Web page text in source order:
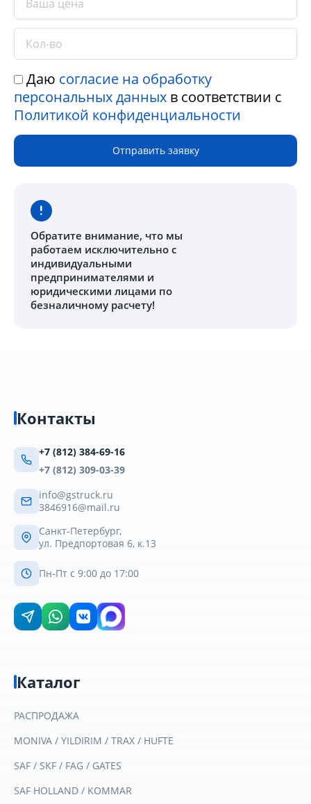
Даю согласие на обработку
персональных данных в соответствии с
Политикой конфиденциальности
Отправить заявку
Обратите внимание, что мы
работаем исключительно с
индивидуальными
предпринимателями и
юридическими лицами по
безналичному расчету!
Контакты
+7 (812) 384-69-16
+7 (812) 309-03-39
info@gstruck.ru
3846916@mail.ru
Санкт-Петербург,
ул. Предпортовая 6, к.13
Пн-Пт с 9:00 до 17:00
Каталог
РАСПРОДАЖА
MONIVA / YILDIRIM / TRAX / HUFTE
SAF / SKF / FAG / GATES
SAF HOLLAND / KOMMAR